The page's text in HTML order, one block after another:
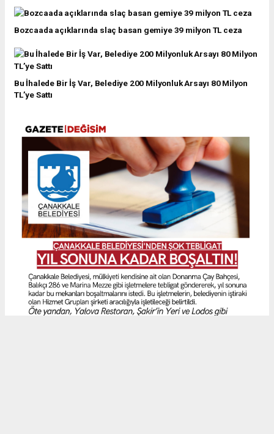
Bozcaada açıklarında slaç basan gemiye 39 milyon TL ceza
Bu İhalede Bir İş Var, Belediye 200 Milyonluk Arsayı 80 Milyon
TL’ye Sattı